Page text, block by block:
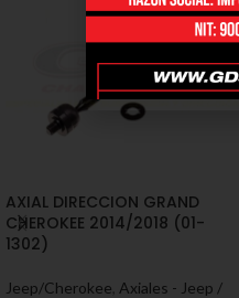
AXIAL DIRECCION GRAND
CHEROKEE 2014/2018 (01-
1302)
Jeep/Cherokee Axiales - Jeep /